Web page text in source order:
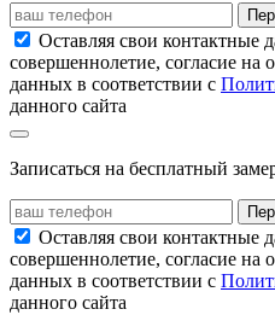
Оставляя свои контактные
совершеннолетие, согласие на
данных в соответствии с
данного сайта
Записаться на бесплатный
Оставляя свои контактные
совершеннолетие, согласие на
данных в соответствии с
данного сайта